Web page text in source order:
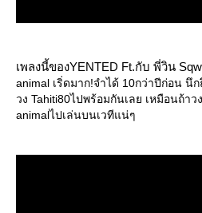
เพลงนี้ของYENTED Ft.กับ พี่วิน
animal เริ่ดมาก!จำได้ 10กว่าปีก่อน นึ
วง Tahiti80ไปพร้อมกันเลย เหมือนถ้า
animalไปเล่นบนเวทีแน่ๆ